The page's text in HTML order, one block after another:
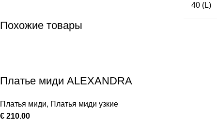
40 (L)
Похожие товары
Платье миди ALEXANDRA
Платья миди, Платья миди узкие
€ 210.00